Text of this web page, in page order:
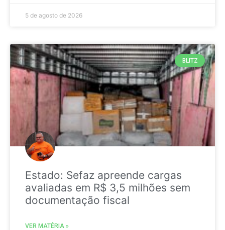
5 de agosto de 2026
BLITZ
Estado: Sefaz apreende cargas
avaliadas em R$ 3,5 milhões sem
documentação fiscal
VER MATÉRIA »